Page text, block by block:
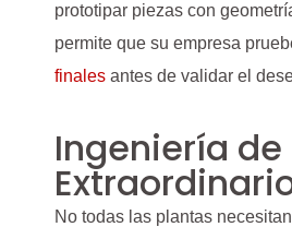
prototipar piezas con
permite que su empresa
finales antes de validar el
Ingeniería
No todas las plantas